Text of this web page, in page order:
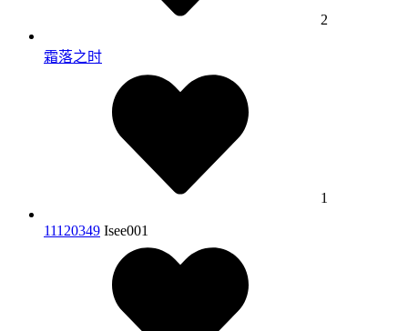
2
霜落之时
1
11120349 Isee001